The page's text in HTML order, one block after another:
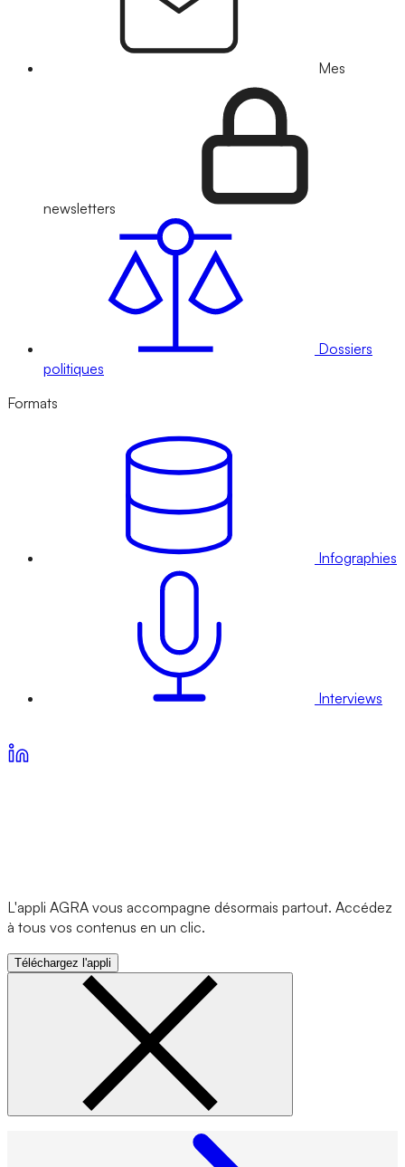
Mes
newsletters
Dossiers
politiques
Formats
Infographies
Interviews
L'appli AGRA vous accompagne désormais partout. Accédez
à tous vos contenus en un clic.
Téléchargez l'appli